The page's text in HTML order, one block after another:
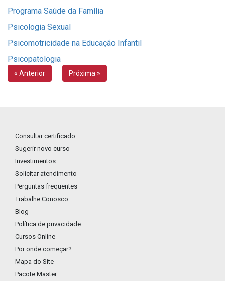
Programa Saúde da Família
Psicologia Sexual
Psicomotricidade na Educação Infantil
Psicopatologia
« Anterior Próxima »
Consultar certificado
Sugerir novo curso
Investimentos
Solicitar atendimento
Perguntas frequentes
Trabalhe Conosco
Blog
Política de privacidade
Cursos Online
Por onde começar?
Mapa do Site
Pacote Master